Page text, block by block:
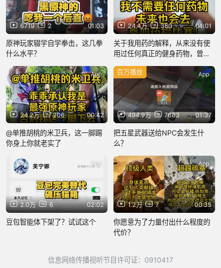
6719 2 01:03
原神玩家辍学自学拳击，这几拳
什么水平？
24.4万 380 04:01
关于我用药的解释，从来没有使
用过任何真正的健身药物，曾经
量不提高运动表现！
24.2万 206 00:42
App
@单推胡桃的米卫兵，这一脚踢
你身上你就老实了
494.9万 7683 01:37
百万播放 App
把五星武器送给NPC会发生什
么？
2.0万 6 02:02
App
豆包智能体下架了？试试这个
1.2万 7 00:35
App
你愿意为了力量付出什么程度的
代价？
信息网络传播视听节目许可证：0910417